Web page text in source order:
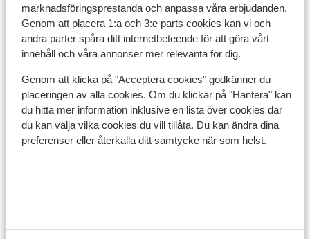
marknadsföringsprestanda och anpassa våra erbjudanden.
Genom att placera 1:a och 3:e parts cookies kan vi och
andra parter spåra ditt internetbeteende för att göra vårt
innehåll och våra annonser mer relevanta för dig.
Genom att klicka på "Acceptera cookies" godkänner du
placeringen av alla cookies. Om du klickar på "Hantera" kan
du hitta mer information inklusive en lista över cookies där
du kan välja vilka cookies du vill tillåta. Du kan ändra dina
preferenser eller återkalla ditt samtycke när som helst.
Observera!
För Spanien gäller följande:
I varje bokning måste minst en person vara 18 år eller
äldre.